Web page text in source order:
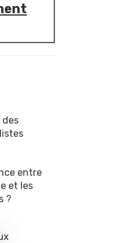
des
entre
et les
?